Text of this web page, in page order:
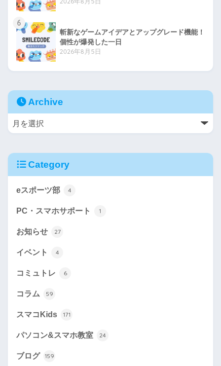
6
斬新なゲームアイデアとアップグレード機能！
個性が爆発した一日
2026年8月5日
Archive
Category
eスポーツ部 4
PC・スマホサポート 1
お知らせ 27
イベント 4
コミュトレ 6
コラム 59
スマコKids 171
パソコン&スマホ教室 24
ブログ 159